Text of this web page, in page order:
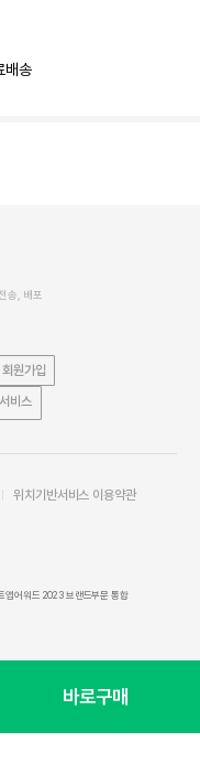
배송
바로구매
송, 배포
원가입
비스
위치기반서비스 이용약관
앱어워드 2023 브랜드부문 통합